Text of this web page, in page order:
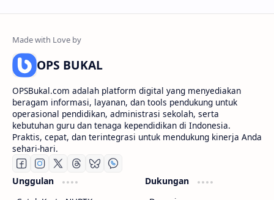
OPS BUKAL
OPSBukal.com adalah platform digital yang menyediakan
beragam informasi, layanan, dan tools pendukung untuk
operasional pendidikan, administrasi sekolah, serta
kebutuhan guru dan tenaga kependidikan di Indonesia.
Praktis, cepat, dan terintegrasi untuk mendukung kinerja Anda
sehari-hari.
Unggulan
Dukungan